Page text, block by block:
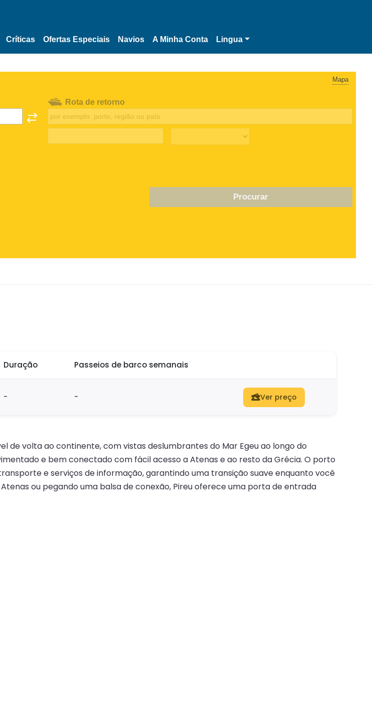
Críticas Ofertas Especiais Navios A Minha Conta Lingua
Mapa
Rota de retorno
Procurar
Duração Passeios de barco semanais
- - Ver preço
volta ao continente, com vistas deslumbrantes do Mar Egeu ao longo do
e bem conectado com fácil acesso a Atenas e ao resto da Grécia. O porto
e serviços de informação, garantindo uma transição suave enquanto você
ou pegando uma balsa de conexão, Pireu oferece uma porta de entrada